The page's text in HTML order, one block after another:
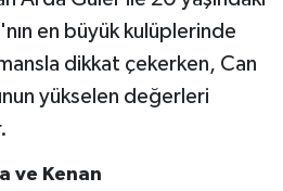
en büyük kulüplerinde
dikkat çekerken, Can
yükselen değerleri
ve Kenan